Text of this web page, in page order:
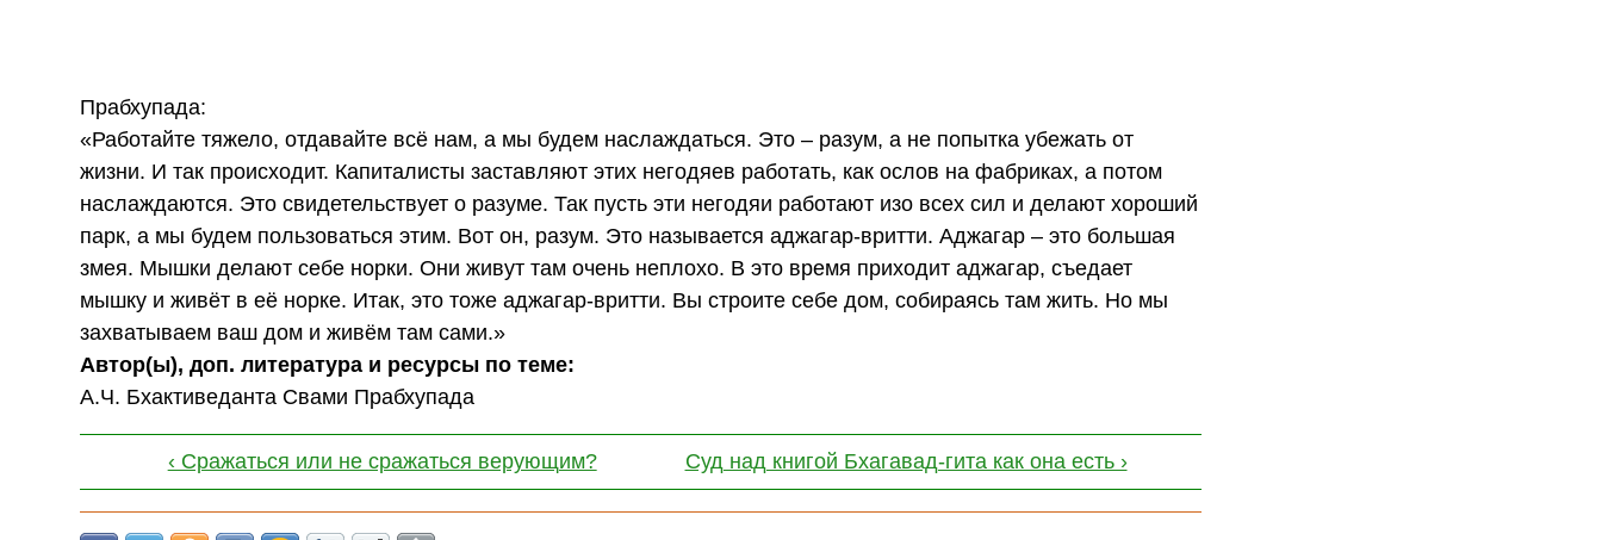
Прабхупада:
«Работайте тяжело, отдавайте всё нам, а мы будем наслаждаться. Это – разум, а не попытка убежать от
жизни. И так происходит. Капиталисты заставляют этих негодяев работать, как ослов на фабриках, а потом
наслаждаются. Это свидетельствует о разуме. Так пусть эти негодяи работают изо всех сил и делают хороший
парк, а мы будем пользоваться этим. Вот он, разум. Это называется аджагар-вритти. Аджагар – это большая
змея. Мышки делают себе норки. Они живут там очень неплохо. В это время приходит аджагар, съедает
мышку и живёт в её норке. Итак, это тоже аджагар-вритти. Вы строите себе дом, собираясь там жить. Но мы
захватываем ваш дом и живём там сами.»
Автор(ы), доп. литература и ресурсы по теме:
А.Ч. Бхактиведанта Свами Прабхупада
‹ Сражаться или не сражаться верующим? Суд над книгой Бхагавад-гита как она есть ›